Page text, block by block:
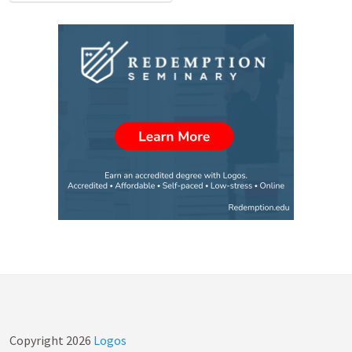
Copyright 2026 Logos